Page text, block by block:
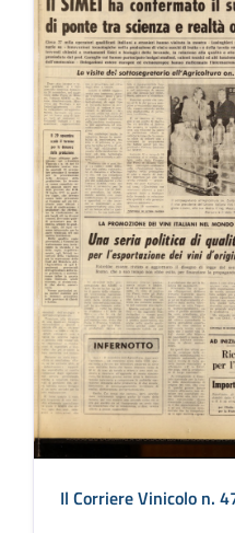
Il Corriere Vinicolo n.